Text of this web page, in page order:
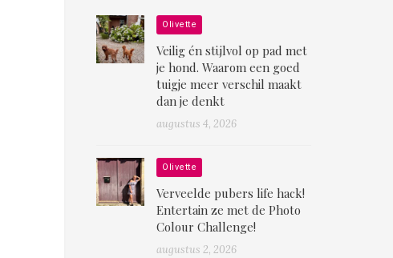
Olivette
Veilig én stijlvol op pad met
je hond. Waarom een goed
tuigje meer verschil maakt
dan je denkt
augustus 4, 2026
Olivette
Verveelde pubers life hack!
Entertain ze met de Photo
Colour Challenge!
augustus 2, 2026